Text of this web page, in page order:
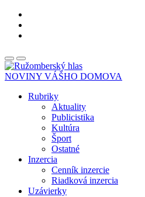
NOVINY VÁŠHO DOMOVA
Rubriky
Aktuality
Publicistika
Kultúra
Šport
Ostatné
Inzercia
Cenník inzercie
Riadková inzercia
Uzávierky